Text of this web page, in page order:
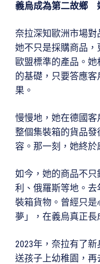
義烏成為第二故鄉
奈拉深知歐洲市場
她不只是採購商品
歐盟標準的產品。
的基礎，只要答應
果。
慢慢地，她在德國
整個集裝箱的貨品
容。那一刻，她終於
如今，她的商品不
利、俄羅斯等地。去
裝箱貨物。曾經只是
夢」，在義烏真正長
2023年，奈拉有了
送孩子上幼稚園，